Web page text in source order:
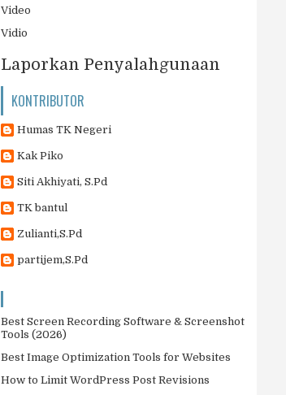
Video
Vidio
Laporkan Penyalahgunaan
KONTRIBUTOR
Humas TK Negeri
Kak Piko
Siti Akhiyati, S.Pd
TK bantul
Zulianti,S.Pd
partijem,S.Pd
Best Screen Recording Software & Screenshot
Tools (2026)
Best Image Optimization Tools for Websites
How to Limit WordPress Post Revisions